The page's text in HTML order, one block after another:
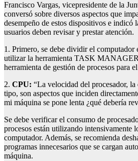
Francisco Vargas, vicepresidente de la
conversó sobre diversos aspectos que
desempeño de estos dispositivos e indicó
usuarios deben revisar y prestar atención.
1. Primero, se debe dividir el computador
utilizar la herramienta TASK
herramienta de gestión de procesos para
2. CPU: “La velocidad del procesador,
tipo, son aspectos que inciden
mi máquina se pone lenta ¿qué debería
Se debe verificar el consumo de
procesos están utilizando intensivamente
computador. Además, se recomienda
programas innecesarios que se cargan
máquina.